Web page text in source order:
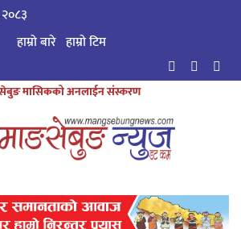
हाम्रो बारे हाम्राे टिम
मासिकको अनलाईन संस्करण